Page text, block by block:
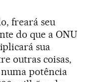
freará seu
do que a ONU
sua
outras coisas,
potência